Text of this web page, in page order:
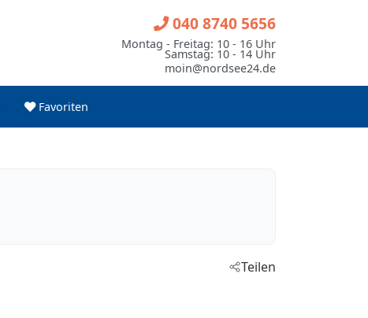
Favoriten
040 8740 5656
Montag - Freitag: 10 - 16 Uhr
Samstag: 10 - 14 Uhr
moin@nordsee24.de
Teilen